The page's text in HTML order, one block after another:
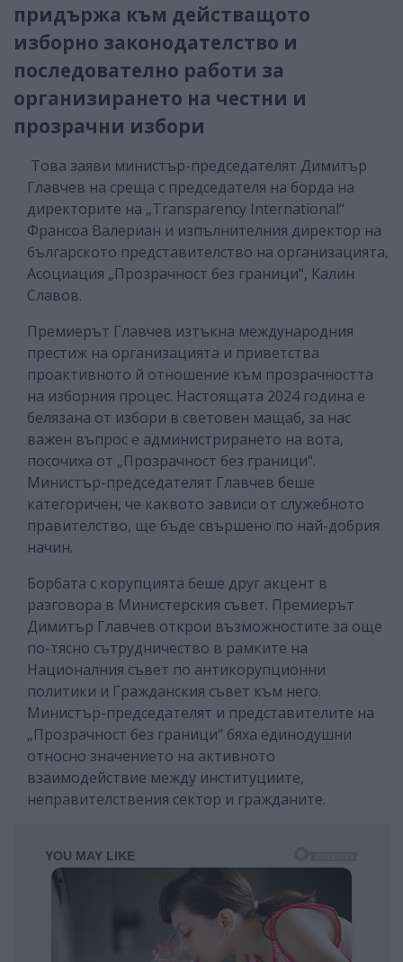
придържа към действащото
изборно законодателство и
последователно работи за
организирането на честни и
прозрачни избори
Това заяви министър-председателят Димитър
Главчев на среща с председателя на борда на
директорите на „Transparency International“
Франсоа Валериан и изпълнителния директор на
българското представителство на организацията,
Асоциация „Прозрачност без граници“, Калин
Славов.
Премиерът Главчев изтъкна международния
престиж на организацията и приветства
проактивното й отношение към прозрачността
на изборния процес. Настоящата 2024 година е
белязана от избори в световен мащаб, за нас
важен въпрос е администрирането на вота,
посочиха от „Прозрачност без граници“.
Министър-председателят Главчев беше
категоричен, че каквото зависи от служебното
правителство, ще бъде свършено по най-добрия
начин.
Борбата с корупцията беше друг акцент в
разговора в Министерския съвет. Премиерът
Димитър Главчев открои възможностите за още
по-тясно сътрудничество в рамките на
Националния съвет по антикорупционни
политики и Гражданския съвет към него.
Министър-председателят и представителите на
„Прозрачност без граници“ бяха единодушни
относно значението на активното
взаимодействие между институциите,
неправителствения сектор и гражданите.